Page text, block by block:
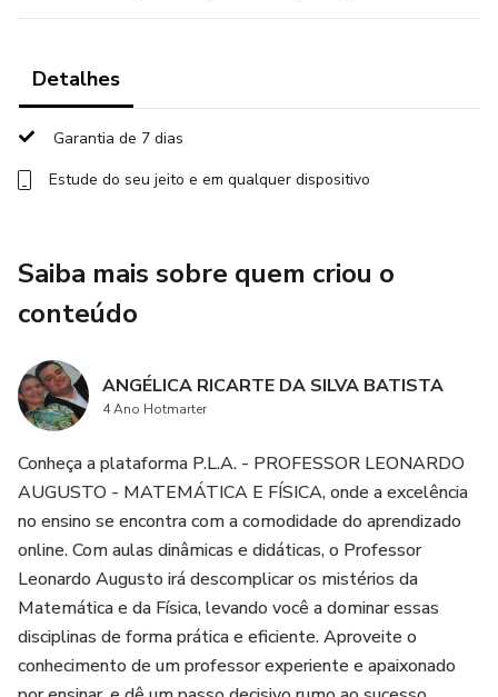
Não perca a oportunidade de se tornar um expert em
impulsionar sua carreira e abrir portas para novas
oportunidades. Invista em você e no seu futuro agora
mesmo!
Detalhes
Garantia de 7 dias
Estude do seu jeito e em qualquer dispositivo
Saiba mais sobre quem criou o
conteúdo
ANGÉLICA RICARTE DA SILVA BATISTA
4 Ano Hotmarter
Conheça a plataforma P.L.A. - PROFESSOR LEONARDO
AUGUSTO - MATEMÁTICA E FÍSICA, onde a excelência
no ensino se encontra com a comodidade do aprendizado
online. Com aulas dinâmicas e didáticas, o Professor
Leonardo Augusto irá descomplicar os mistérios da
Matemática e da Física, levando você a dominar essas
disciplinas de forma prática e eficiente. Aproveite o
conhecimento de um professor experiente e apaixonado